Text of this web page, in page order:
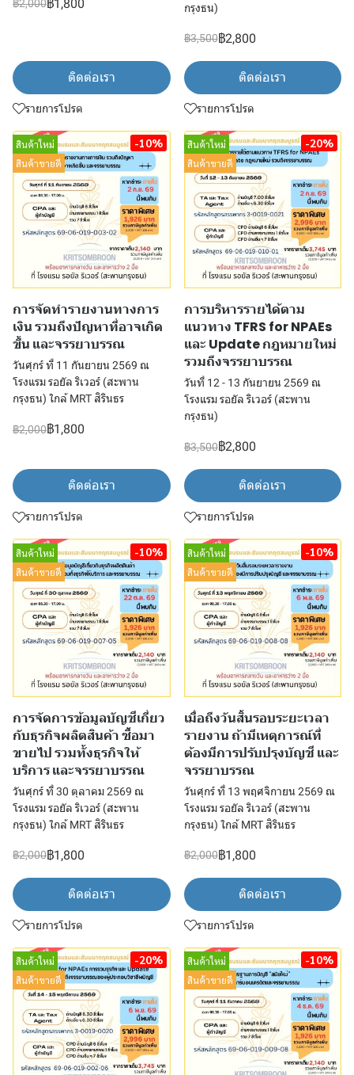
฿2,000฿1,800
ติดต่อเรา
รายการโปรด
กรุงธน)
฿3,500฿2,800
ติดต่อเรา
รายการโปรด
สินค้าใหม่
สินค้าขายดี
-10%
การจัดทำรายงานทางการ
เงิน รวมถึงปัญหาที่อาจเกิด
ขึ้น และจรรยาบรรณ
วันศุกร์ ที่ 11 กันยายน 2569 ณ
โรงแรม รอยัล ริเวอร์ (สะพาน
กรุงธน) ใกล้ MRT สิรินธร
฿2,000฿1,800
ติดต่อเรา
รายการโปรด
สินค้าใหม่
สินค้าขายดี
-20%
การบริหารรายได้ตาม
แนวทาง TFRS for NPAEs
และ Update กฎหมายใหม่
รวมถึงจรรยาบรรณ
วันที่ 12 - 13 กันยายน 2569 ณ
โรงแรม รอยัล ริเวอร์ (สะพาน
กรุงธน)
฿3,500฿2,800
ติดต่อเรา
รายการโปรด
สินค้าใหม่
สินค้าขายดี
-10%
การจัดการข้อมูลบัญชีเกี่ยว
กับธุรกิจผลิตสินค้า ซื้อมา
ขายไป รวมทั้งธุรกิจให้
บริการ และจรรยาบรรณ
วันศุกร์ ที่ 30 ตุลาคม 2569 ณ
โรงแรม รอยัล ริเวอร์ (สะพาน
กรุงธน) ใกล้ MRT สิรินธร
฿2,000฿1,800
ติดต่อเรา
รายการโปรด
สินค้าใหม่
สินค้าขายดี
-10%
เมื่อถึงวันสิ้นรอบระยะเวลา
รายงาน ถ้ามีเหตุการณ์ที่
ต้องมีการปรับปรุงบัญชี และ
จรรยาบรรณ
วันศุกร์ ที่ 13 พฤศจิกายน 2569 ณ
โรงแรม รอยัล ริเวอร์ (สะพาน
กรุงธน) ใกล้ MRT สิรินธร
฿2,000฿1,800
ติดต่อเรา
รายการโปรด
สินค้าใหม่
สินค้าขายดี
-20%
สินค้าใหม่
สินค้าขายดี
-10%